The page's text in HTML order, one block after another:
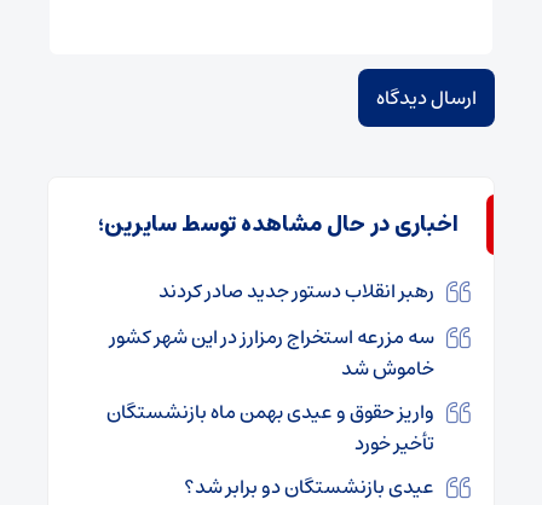
اخباری در حال مشاهده توسط سایرین؛
رهبر انقلاب دستور جدید صادر کردند
سه مزرعه استخراج رمزارز در این شهر کشور
خاموش شد
واریز حقوق و عیدی بهمن ماه بازنشستگان
تأخیر خورد
عیدی بازنشستگان دو برابر شد؟